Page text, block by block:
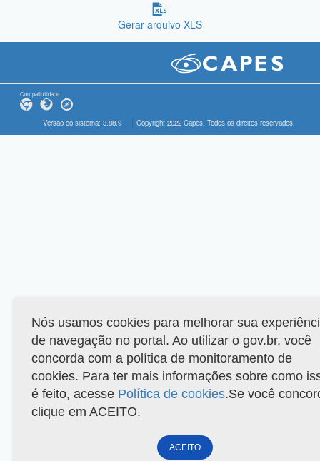
Gerar arquivo XLS
Compatibilidade
Versão do sistema: 3.88.9 Copyright 2022 Capes. Todos os direitos reservados.
Nós usamos cookies para melhorar sua
de navegação no portal. Ao utilizar o gov.br, você
concorda com a política de monitoramento de
cookies. Para ter mais informações sobre como
é feito, acesse Política de cookies.Se você
clique em ACEITO.
ACEITO